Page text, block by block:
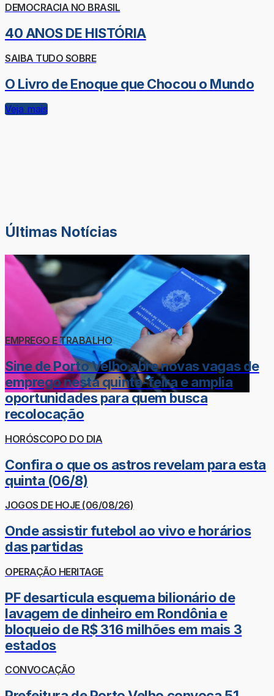
DEMOCRACIA NO BRASIL
40 ANOS DE HISTÓRIA
SAIBA TUDO SOBRE
O Livro de Enoque que Chocou o Mundo
Veja mais
Últimas Notícias
EMPREGO E TRABALHO
Sine de Porto Velho abre novas vagas de
emprego nesta quinta-feira e amplia
oportunidades para quem busca
recolocação
HORÓSCOPO DO DIA
Confira o que os astros revelam para esta
quinta (06/8)
JOGOS DE HOJE (06/08/26)
Onde assistir futebol ao vivo e horários
das partidas
OPERAÇÃO HERITAGE
PF desarticula esquema bilionário de
lavagem de dinheiro em Rondônia e
bloqueio de R$ 316 milhões em mais 3
estados
CONVOCAÇÃO